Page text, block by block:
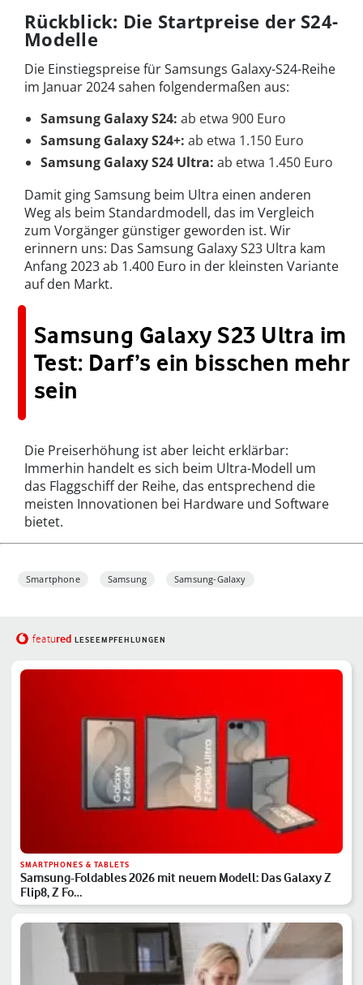
Rückblick: Die Startpreise der S24-
Modelle
Die Einstiegspreise für Samsungs Galaxy-S24-Reihe
im Januar 2024 sahen folgendermaßen aus:
Samsung Galaxy S24: ab etwa 900 Euro
Samsung Galaxy S24+: ab etwa 1.150 Euro
Samsung Galaxy S24 Ultra: ab etwa 1.450 Euro
Damit ging Samsung beim Ultra einen anderen
Weg als beim Standardmodell, das im Vergleich
zum Vorgänger günstiger geworden ist. Wir
erinnern uns: Das Samsung Galaxy S23 Ultra kam
Anfang 2023 ab 1.400 Euro in der kleinsten Variante
auf den Markt.
Samsung Galaxy S23 Ultra im
Test: Darf’s ein bisschen mehr
sein
Die Preiserhöhung ist aber leicht erklärbar:
Immerhin handelt es sich beim Ultra-Modell um
das Flaggschiff der Reihe, das entsprechend die
meisten Innovationen bei Hardware und Software
bietet.
Smartphone Samsung Samsung-Galaxy
featured LESEEMPFEHLUNGEN
SMARTPHONES & TABLETS
Samsung-Foldables 2026 mit neuem Modell: Das Galaxy Z
Flip8, Z Fo…